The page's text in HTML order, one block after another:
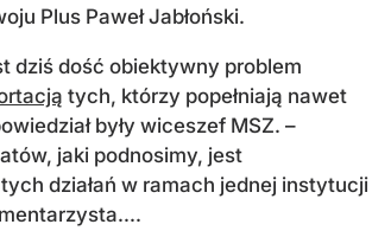
Plus Paweł Jabłoński.
dziś dość obiektywny problem
tych, którzy popełniają nawet
były wiceszef MSZ. –
jaki podnosimy, jest
działań w ramach jednej instytucji